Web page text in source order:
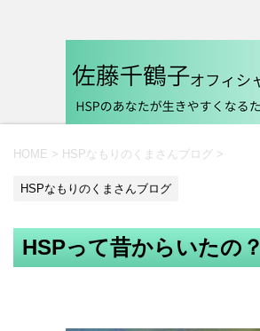
HOME > HSPなもりのくまさんブログ >
HSPなもりのくまさんブログ
HSPって昔からいたの？